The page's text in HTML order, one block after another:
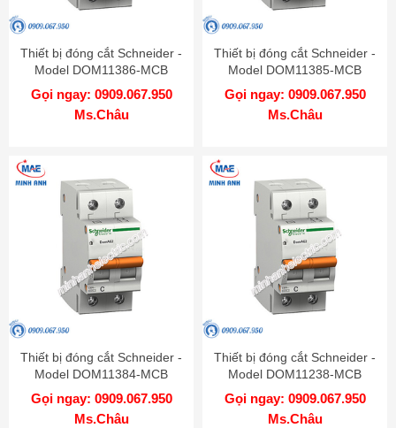
Thiết bị đóng cắt Schneider -
Model DOM11386-MCB
Gọi ngay: 0909.067.950
Ms.Châu
Thiết bị đóng cắt Schneider -
Model DOM11385-MCB
Gọi ngay: 0909.067.950
Ms.Châu
Thiết bị đóng cắt Schneider -
Model DOM11384-MCB
Gọi ngay: 0909.067.950
Ms.Châu
Thiết bị đóng cắt Schneider -
Model DOM11238-MCB
Gọi ngay: 0909.067.950
Ms.Châu